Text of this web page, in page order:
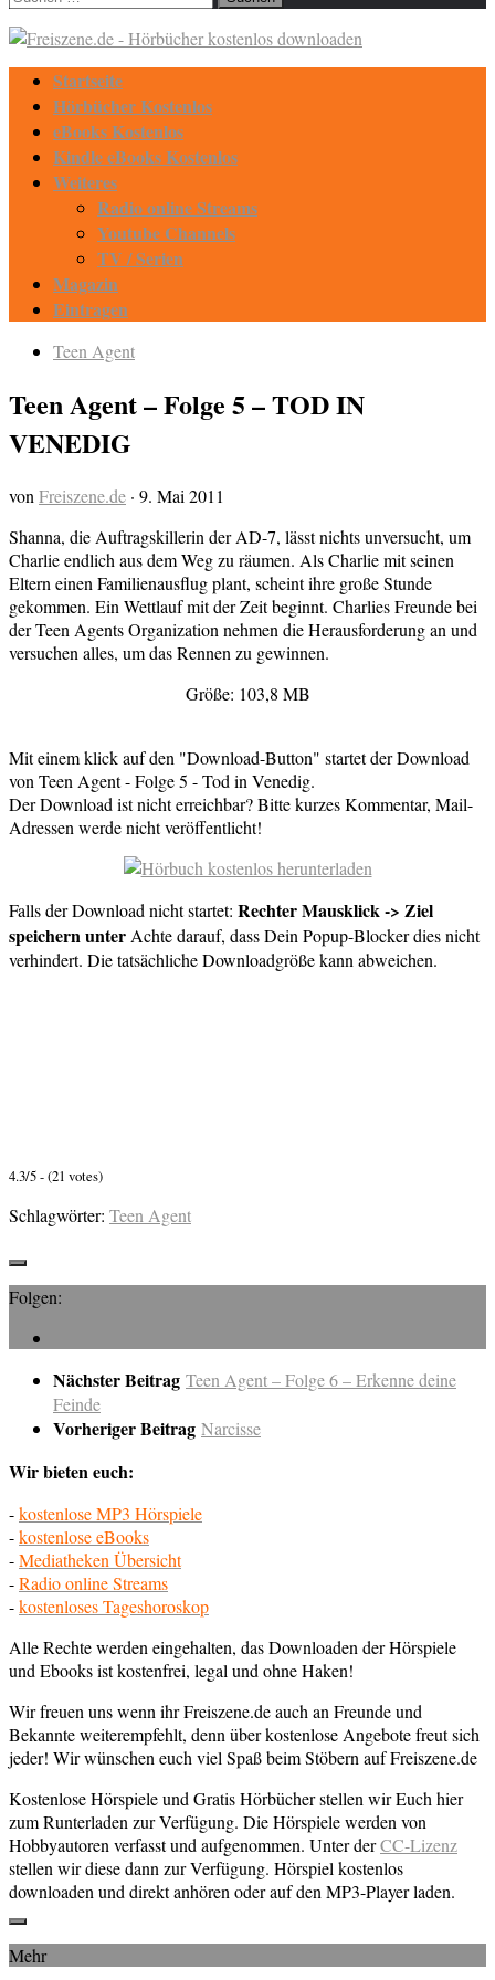
Startseite
Hörbücher Kostenlos
eBooks Kostenlos
Kindle eBooks Kostenlos
Weiteres
Radio online Streams
Youtube Channels
TV / Serien
Magazin
Eintragen
Teen Agent
Teen Agent – Folge 5 – TOD IN
VENEDIG
von Freiszene.de · 9. Mai 2011
Shanna, die Auftragskillerin der AD-7, lässt nichts unversucht, um
Charlie endlich aus dem Weg zu räumen. Als Charlie mit seinen
Eltern einen Familienausflug plant, scheint ihre große Stunde
gekommen. Ein Wettlauf mit der Zeit beginnt. Charlies Freunde bei
der Teen Agents Organization nehmen die Herausforderung an und
versuchen alles, um das Rennen zu gewinnen.
Größe: 103,8 MB
Mit einem klick auf den "Download-Button" startet der Download
von Teen Agent - Folge 5 - Tod in Venedig.
Der Download ist nicht erreichbar? Bitte kurzes Kommentar, Mail-
Adressen werde nicht veröffentlicht!
Falls der Download nicht startet: Rechter Mausklick -> Ziel
speichern unter Achte darauf, dass Dein Popup-Blocker dies nicht
verhindert. Die tatsächliche Downloadgröße kann abweichen.
4.3/5 - (21 votes)
Schlagwörter: Teen Agent
Folgen:
Nächster Beitrag Teen Agent – Folge 6 – Erkenne deine
Feinde
Vorheriger Beitrag Narcisse
Wir bieten euch:
-kostenlose MP3 Hörspiele
-kostenlose eBooks
-Mediatheken Übersicht
-Radio online Streams
-kostenloses Tageshoroskop
Alle Rechte werden eingehalten, das Downloaden der Hörspiele
und Ebooks ist kostenfrei, legal und ohne Haken!
Wir freuen uns wenn ihr Freiszene.de auch an Freunde und
Bekannte weiterempfehlt, denn über kostenlose Angebote freut sich
jeder! Wir wünschen euch viel Spaß beim Stöbern auf Freiszene.de
Kostenlose Hörspiele und Gratis Hörbücher stellen wir Euch hier
zum Runterladen zur Verfügung. Die Hörspiele werden von
Hobbyautoren verfasst und aufgenommen. Unter derCC-Lizenz
stellen wir diese dann zur Verfügung. Hörspiel kostenlos
downloaden und direkt anhören oder auf den MP3-Player laden.
Mehr